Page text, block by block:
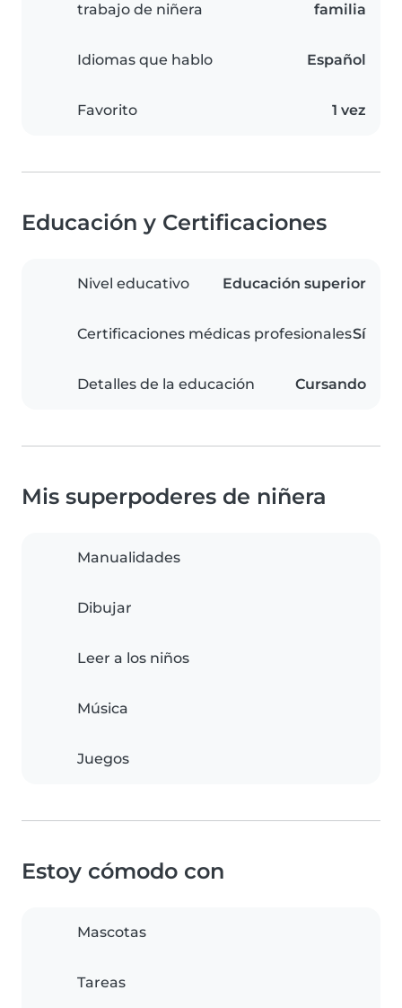
trabajo de niñera
familia
Idiomas que hablo Español
Favorito 1 vez
Educación y Certificaciones
Nivel educativo Educación superior
Certificaciones médicas profesionalesSí
Detalles de la educación Cursando
Mis superpoderes de niñera
Manualidades
Dibujar
Leer a los niños
Música
Juegos
Estoy cómodo con
Mascotas
Tareas